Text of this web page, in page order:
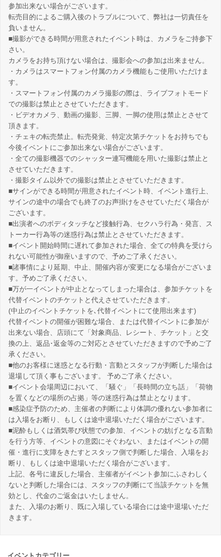
参加出来ない場合がございます。
転売目的によるご購入後のトラブルについて、弊社は一切責任を
負いません。
■撮影ができる時間が用意されたイベント時は、カメラをご持参下
さい。
カメラをお持ち頂けない場合は、撮影会への参加は出来ません。
・カメラはスマートフォン付属のカメラ機能もご使用いただけま
す。
・スマートフォン付属のカメラ撮影の際は、ライブフォトモード
での撮影は禁止とさせていただきます。
・ビデオカメラ、動画の撮影、三脚、一脚の使用は禁止とさせて
頂きます。
・チェキの転売禁止。転売発覚、特定次第チケットをお持ちでも
今後イベントにご参加出来ない場合がございます。
・全ての撮影機器でのシャッター連写機能を用いた撮影は禁止と
させていただきます。
・撮影タイム以外での撮影は禁止とさせていただきます。
■サインができる時間が用意されたイベント時、イベント進行上、
サインの途中の場合でも終了のお声掛けをさせていただく場合が
ございます。
■出演者へのボディタッチなど接触行為、セクハラ行為・発言、ス
トーカー行為等の迷惑行為は禁止とさせていただきます。
■イベント開始時間に遅れて参加された場合、全ての特典を受けら
れない可能性が御座いますので、予めご了承ください。
■諸事情により延期、中止、開催内容が変更になる場合がございま
す。予めご了承ください。
■万が一イベントが中止となってしまった場合は、参加チケットを
代替イベントのチケットと代えさせていただきます。
(中止のイベントチケットを､代替イベントにて使用出来ます)
代替イベントの開催が困難な場合、または代替イベントに参加が
出来ない場合、店頭にて「対象商品、レシート、チケット」と交
換の上、返品･返金等のご対応とさせていただきますので予めご了
承ください。
■他のお客様に迷惑となる行動・言動とスタッフが判断した場合は
退場して頂く事もございます。 予めご了承ください。
■イベント会場周辺において、「騒ぐ」「長時間の立ち話」「荷物
を置くなどの場所の占拠」等の迷惑行為は禁止となります。
■感染症予防のため、主催者の判断により体調の優れない参加者に
は入場をお断り、もしくは途中退場いただく場合がございます。
■泥酔もしくは酒気帯び状態での参加、イベントの妨げとなる言動
を行う方等、イベントの意図にそぐわない、またはイベントの開
催・進行に支障をきたすとスタッフ側で判断した場合、入場をお
断り、もしくは途中退場いただく場合がございます。
上記、各号に違反した場合、主催者がイベント参加にふさわしく
ないと判断した場合には、スタッフの判断にて当該チケットを無
効とし、代金のご返金はいたしません。
また、入場のお断り、既に入場している場合には途中退場いただ
きます。